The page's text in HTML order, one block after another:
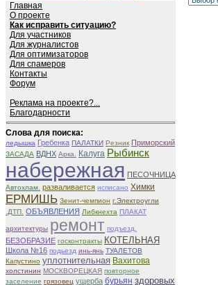
Главная
О проекте
Как исправить ситуацию?
Для участников
Для журналистов
Для оптимизаторов
Для спамеров
Контакты
Форум
Реклама на проекте?...
Благодарности
Слова для поиска:
ледышка Гребенка ПАЛАТКИ Резник Приморский
ЗАСАДА ВДНХ Арка. Калуга Рыбинск
набережная ПЕСОЧНИЦА
Автохлам. разваливается исписано Химки
ЕРМИШЬ Зенит-чемпион г.Электроугли
.ДТП. ОБЪЯВЛЕНИЯ Либкнехта ПЛАКАТ
архитектуры ремонт подъезд.
БЕЗОБРАЗИЕ госконтракты КОТЕЛЬНАЯ
Школа №16 подьезд инь-янь ТУАЛЕТОВ
Капустино уплотнительная Вахитова
холстинин МОСКВОРЕЦКАЯ повторное
заселение грязовец ущерба бурьян здоровых